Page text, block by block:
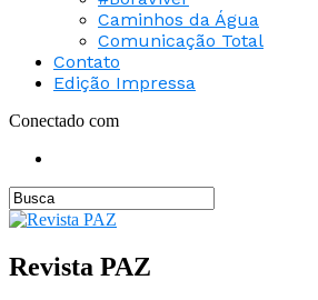
Caminhos da Água
Comunicação Total
Contato
Edição Impressa
Conectado com
Revista PAZ